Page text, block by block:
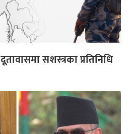
सशस्त्रका प्रतिनिधि